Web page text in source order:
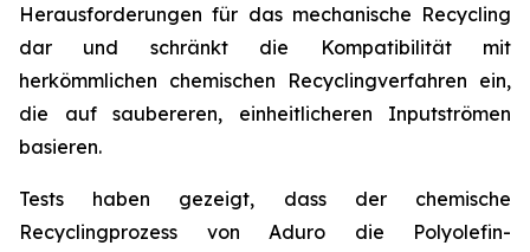
Herausforderungen für das mechanische Recycling
dar und schränkt die Kompatibilität mit
herkömmlichen chemischen Recyclingverfahren ein,
die auf saubereren, einheitlicheren Inputströmen
basieren.
Tests haben gezeigt, dass der chemische
Recyclingprozess von Aduro die Polyolefin-